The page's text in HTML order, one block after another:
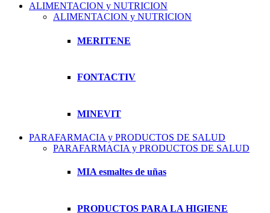
ALIMENTACION y NUTRICION
ALIMENTACION y NUTRICION
MERITENE
FONTACTIV
MINEVIT
PARAFARMACIA y PRODUCTOS DE SALUD
PARAFARMACIA y PRODUCTOS DE SALUD
MIA esmaltes de uñas
PRODUCTOS PARA LA HIGIENE